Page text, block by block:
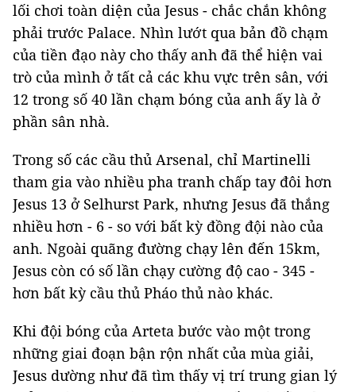
lối chơi toàn diện của Jesus - chắc chắn không
phải trước Palace. Nhìn lướt qua bản đồ chạm
của tiền đạo này cho thấy anh đã thể hiện vai
trò của mình ở tất cả các khu vực trên sân, với
12 trong số 40 lần chạm bóng của anh ấy là ở
phần sân nhà.
Trong số các cầu thủ Arsenal, chỉ Martinelli
tham gia vào nhiều pha tranh chấp tay đôi hơn
Jesus 13 ở Selhurst Park, nhưng Jesus đã thắng
nhiều hơn - 6 - so với bất kỳ đồng đội nào của
anh. Ngoài quãng đường chạy lên đến 15km,
Jesus còn có số lần chạy cường độ cao - 345 -
hơn bất kỳ cầu thủ Pháo thủ nào khác.
Khi đội bóng của Arteta bước vào một trong
những giai đoạn bận rộn nhất của mùa giải,
Jesus dường như đã tìm thấy vị trí trung gian lý